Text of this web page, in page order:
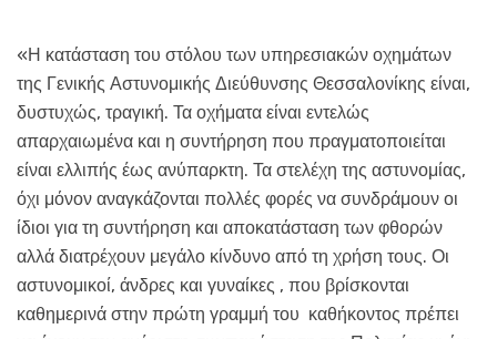
«Η κατάσταση του στόλου των υπηρεσιακών οχημάτων
της Γενικής Αστυνομικής Διεύθυνσης Θεσσαλονίκης είναι,
δυστυχώς, τραγική. Τα οχήματα είναι εντελώς
απαρχαιωμένα και η συντήρηση που πραγματοποιείται
είναι ελλιπής έως ανύπαρκτη. Τα στελέχη της αστυνομίας,
όχι μόνον αναγκάζονται πολλές φορές να συνδράμουν οι
ίδιοι για τη συντήρηση και αποκατάσταση των φθορών
αλλά διατρέχουν μεγάλο κίνδυνο από τη χρήση τους. Οι
αστυνομικοί, άνδρες και γυναίκες , που βρίσκονται
καθημερινά στην πρώτη γραμμή του καθήκοντος πρέπει